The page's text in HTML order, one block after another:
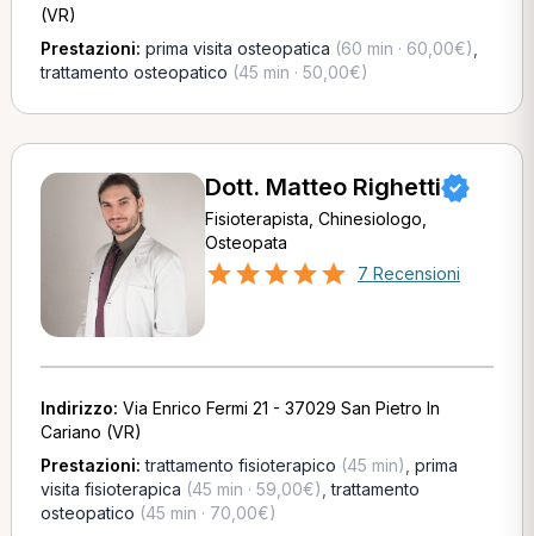
(VR)
Prestazioni: prima visita osteopatica (60 min · 60,00€)
trattamento osteopatico (45 min · 50,00€)
Dott. Matteo Righetti
Fisioterapista, Chinesiologo,
Osteopata
7 Recensioni
Indirizzo: Via Enrico Fermi 21 - 37029 San Pietro In
Cariano (VR)
Prestazioni:trattamento fisioterapico (45 min) prima
visita fisioterapica (45 min · 59,00€) ,trattamento
osteopatico (45 min · 70,00€)